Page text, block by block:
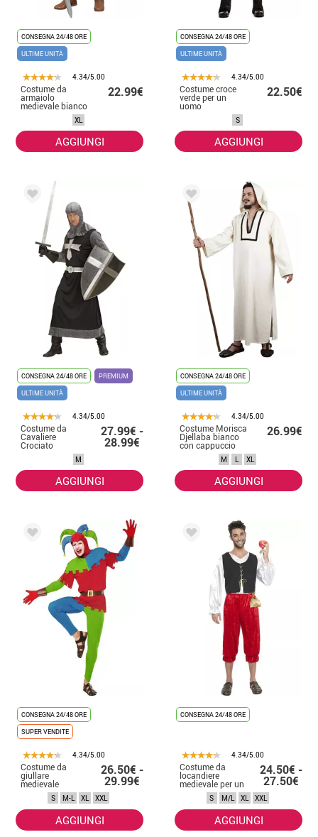
CONSEGNA 24/48 ORE
ULTIME UNITÀ
4.34/5.00
Costume da
armaiolo
medievale bianco
22.99€
XL
AGGIUNGI
CONSEGNA 24/48 ORE
ULTIME UNITÀ
4.34/5.00
Costume croce
verde per un
uomo
22.50€
S
AGGIUNGI
CONSEGNA 24/48 ORE
PREMIUM
ULTIME UNITÀ
4.34/5.00
Costume da
Cavaliere
Crociato
dell'Oscurità per
27.99€ -
28.99€
M
AGGIUNGI
CONSEGNA 24/48 ORE
ULTIME UNITÀ
4.34/5.00
Costume Morisca
Djellaba bianco
con cappuccio
per uomo
26.99€
M L XL
AGGIUNGI
CONSEGNA 24/48 ORE
SUPER VENDITE
4.34/5.00
Costume da
giullare
medievale
colorato per
26.50€ -
29.99€
S M-L XL XXL
AGGIUNGI
CONSEGNA 24/48 ORE
4.34/5.00
Costume da
locandiere
medievale per un
24.50€ -
27.50€
S M/L XL XXL
AGGIUNGI